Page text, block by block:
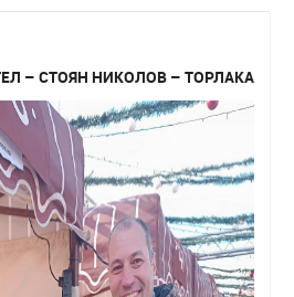
– СТОЯН НИКОЛОВ – ТОРЛАКА